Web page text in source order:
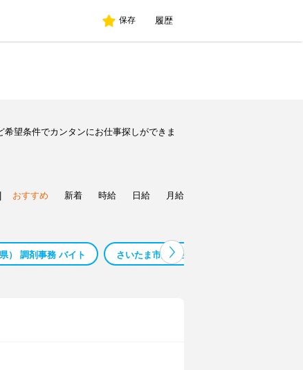
保存 履歴
望条件でカンタンにお仕事探しができま
おすすめ 新着 時給 日給 月給
） 調剤事務 バイト さいたま市見沼区 介護福祉士 バイト